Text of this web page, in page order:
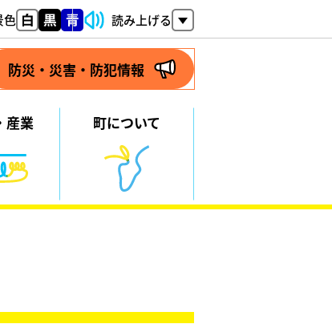
色 読み上げる
防災・災害・防犯情報
産業 町について